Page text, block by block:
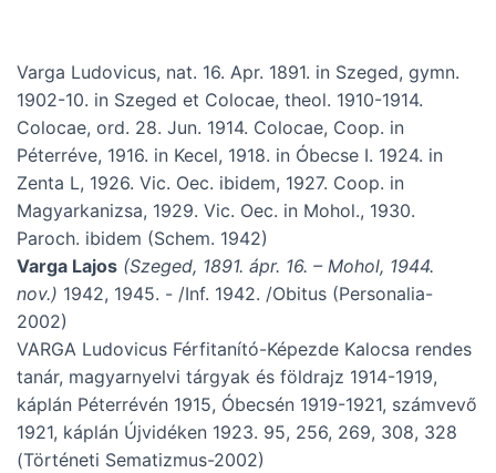
Varga Ludovicus, nat. 16. Apr. 1891. in Szeged, gymn.
1902-10. in Szeged et Colocae, theol. 1910-1914.
Colocae, ord. 28. Jun. 1914. Colocae, Coop. in
Péterréve, 1916. in Kecel, 1918. in Óbecse I. 1924. in
Zenta L, 1926. Vic. Oec. ibidem, 1927. Coop. in
Magyarkanizsa, 1929. Vic. Oec. in Mohol., 1930.
Paroch. ibidem (Schem. 1942)
Varga Lajos (Szeged, 1891. ápr. 16. – Mohol, 1944.
nov.) 1942, 1945. - /Inf. 1942. /Obitus (Personalia-
2002)
VARGA Ludovicus Férfitanító-Képezde Kalocsa rendes
tanár, magyarnyelvi tárgyak és földrajz 1914-1919,
káplán Péterrévén 1915, Óbecsén 1919-1921, számvevő
1921, káplán Újvidéken 1923. 95, 256, 269, 308, 328
(Történeti Sematizmus-2002)